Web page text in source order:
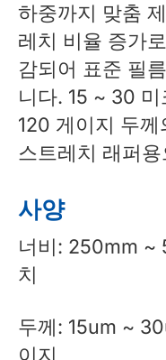
하중까지 맞춤
레치 비율 증가
감되어 표준 필
니다. 15 ~ 30
120 게이지 두
스트레치 래퍼
사양
너비: 250mm ~
치
두께: 15um ~
이지